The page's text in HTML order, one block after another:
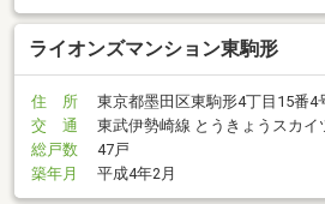
ライオンズマンション東駒形
住 所
東京都墨田区東駒形4丁目15番4
交 通
東武伊勢崎線 とうきょうスカイ
総戸数
47戸
築年月
平成4年2月